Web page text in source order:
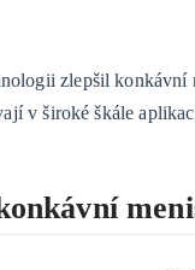
zlepšil
v široké škále